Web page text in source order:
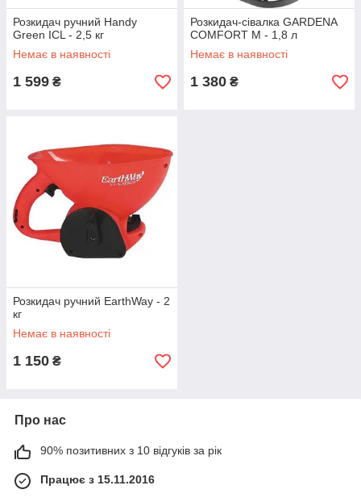
Розкидач ручний Handy
Green ICL - 2,5 кг
Немає в наявності
1 599 ₴
Розкидач-сівалка GARDENA
COMFORT M - 1,8 л
Немає в наявності
1 380 ₴
Розкидач ручний EarthWay - 2
кг
Немає в наявності
1 150 ₴
Про нас
90% позитивних з 10 відгуків за рік
Працює з 15.11.2016